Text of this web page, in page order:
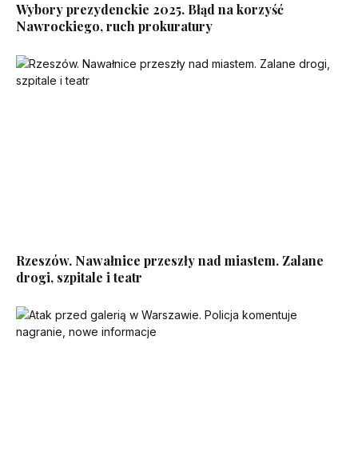
Wybory prezydenckie 2025. Błąd na korzyść
Nawrockiego, ruch prokuratury
Rzeszów. Nawałnice przeszły nad miastem. Zalane
drogi, szpitale i teatr